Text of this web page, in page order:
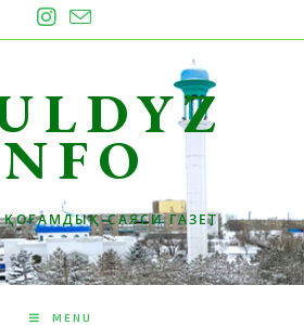
САЯСИ ГАЗЕТ
MENU